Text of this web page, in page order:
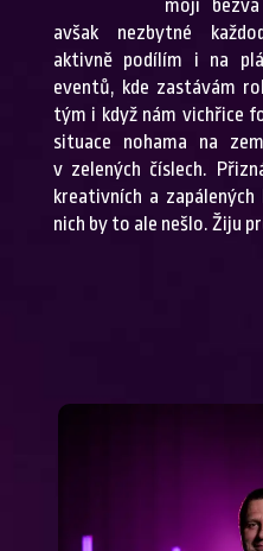
moji
avšak nezbytné
aktivně podílím i na
eventů, kde zastávám
tým i když nám vichřice
situace nohama na
v zelených číslech.
kreativních a
nich by to ale nešlo. Žiju